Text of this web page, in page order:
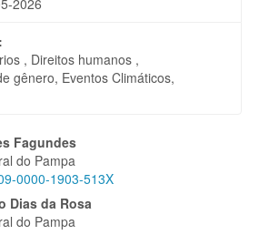
2026
, Direitos humanos ,
gênero, Eventos Climáticos,
Fagundes
do Pampa
0000-1903-513X
Dias da Rosa
do Pampa